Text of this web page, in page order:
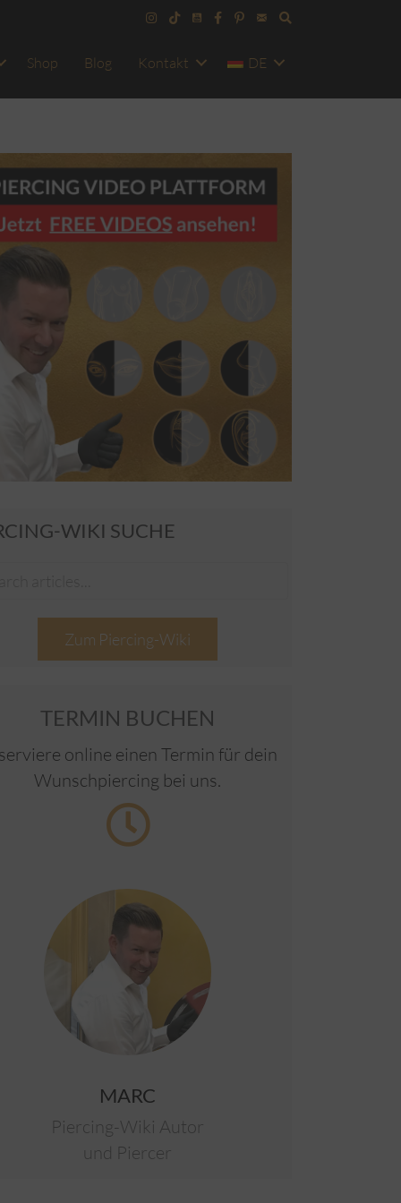
Shop Blog Kontakt DE
WIKI SUCHE
Zum Piercing-Wiki
TERMIN BUCHEN
online einen Termin für dein
Wunschpiercing bei uns.
MARC
Piercing-Wiki Autor
und Piercer